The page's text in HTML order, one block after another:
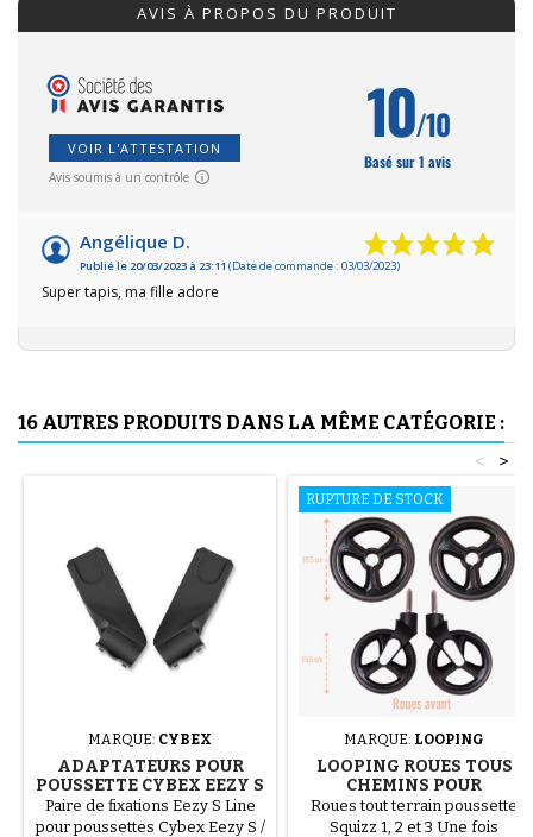
AVIS À PROPOS DU PRODUIT
VOIR L'ATTESTATION
Avis soumis à un contrôle
10/10
Basé sur 1 avis
Angélique D.
Publié le 20/03/2023 à 23:11 (Date de commande : 03/03/2023)
Super tapis, ma fille adore
16 AUTRES PRODUITS DANS LA MÊME CATÉGORIE :
>
<
MARQUE: CYBEX
ADAPTATEURS POUR
POUSSETTE CYBEX EEZY S
/ EEZY S TWIST
Paire de fixations Eezy S Line
pour poussettes Cybex Eezy S /
RUPTURE DE STOCK
MARQUE: LOOPING
LOOPING ROUES TOUS
CHEMINS POUR
POUSSETTE SQUIZZ
Roues tout terrain poussette
Squizz 1, 2 et 3 Une fois